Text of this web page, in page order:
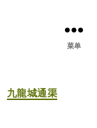
菜单
九龍城通渠